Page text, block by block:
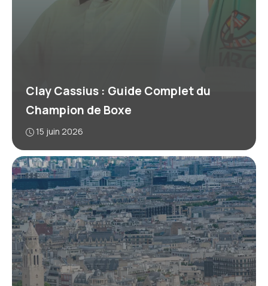
Clay Cassius : Guide Complet du
Champion de Boxe
15 juin 2026